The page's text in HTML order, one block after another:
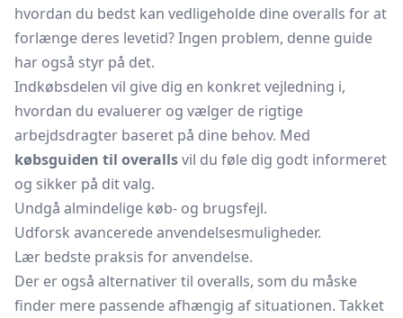
hvordan du bedst kan vedligeholde dine overalls for at
forlænge deres levetid? Ingen problem, denne guide
har også styr på det.
Indkøbsdelen vil give dig en konkret vejledning i,
hvordan du evaluerer og vælger de rigtige
arbejdsdragter baseret på dine behov. Med
købsguiden til overallsvil du føle dig godt informeret
og sikker på dit valg.
Undgå almindelige køb- og brugsfejl.
Udforsk avancerede anvendelsesmuligheder.
Lær bedste praksis for anvendelse.
Der er også alternativer til overalls, som du måske
finder mere passende afhængig af situationen. Takket